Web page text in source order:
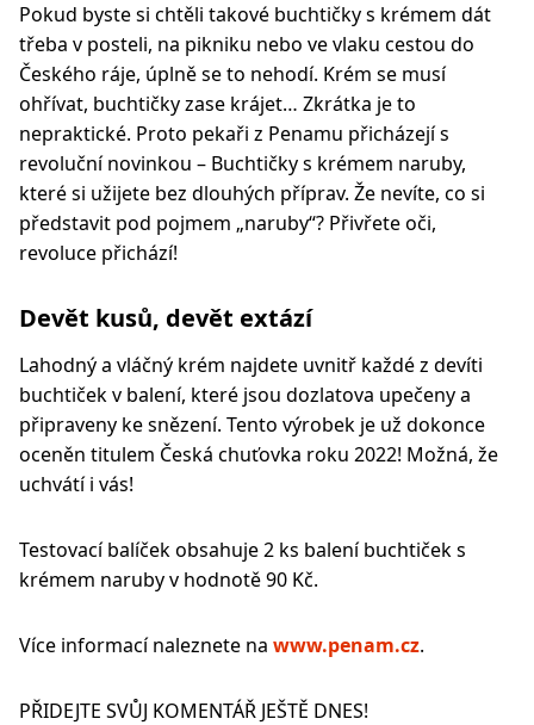
Pokud byste si chtěli takové buchtičky s krémem dát
třeba v posteli, na pikniku nebo ve vlaku cestou do
Českého ráje, úplně se to nehodí. Krém se musí
ohřívat, buchtičky zase krájet… Zkrátka je to
nepraktické. Proto pekaři z Penamu přicházejí s
revoluční novinkou – Buchtičky s krémem naruby,
které si užijete bez dlouhých příprav. Že nevíte, co si
představit pod pojmem „naruby“? Přivřete oči,
revoluce přichází!
Devět kusů, devět extází
Lahodný a vláčný krém najdete uvnitř každé z devíti
buchtiček v balení, které jsou dozlatova upečeny a
připraveny ke snězení. Tento výrobek je už dokonce
oceněn titulem Česká chuťovka roku 2022! Možná, že
uchvátí i vás!
Testovací balíček obsahuje 2 ks balení buchtiček s
krémem naruby v hodnotě 90 Kč.
Více informací naleznete na www.penam.cz.
PŘIDEJTE SVŮJ KOMENTÁŘ JEŠTĚ DNES!